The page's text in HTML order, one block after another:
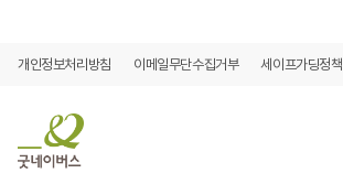
개인정보처리방침 이메일무단수집거부 세이프가딩정책